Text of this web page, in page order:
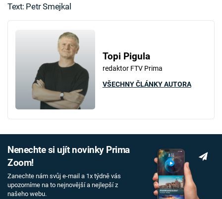
Text: Petr Smejkal
Topi Pigula
redaktor FTV Prima
VŠECHNY ČLÁNKY AUTORA
Nenechte si ujít novinky Prima
Zoom!
Zanechte nám svůj e-mail a 1x týdně vás
upozorníme na to nejnovější a nejlepší z
našeho webu.